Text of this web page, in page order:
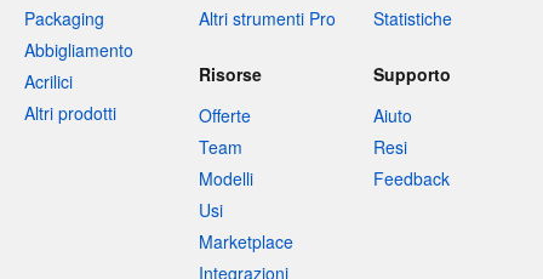
Packaging
Abbigliamento
Acrilici
Altri prodotti
Altri strumenti Pro
Statistiche
Risorse
Offerte
Team
Modelli
Usi
Marketplace
Integrazioni
Supporto
Aiuto
Resi
Feedback